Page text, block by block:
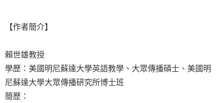
【作者簡介】
賴世雄教授
學歷：美國明尼蘇達大學英語教學、大眾傳播碩士、美國明
尼蘇達大學大眾傳播研究所博士班
簡歷：